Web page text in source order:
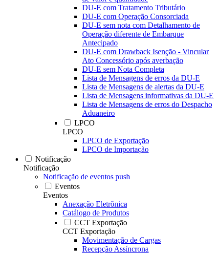
DU-E com Tratamento Tributário
DU-E com Operação Consorciada
DU-E sem nota com Detalhamento de
Operação diferente de Embarque
Antecipado
DU-E com Drawback Isenção - Vincular
Ato Concessório após averbação
DU-E sem Nota Completa
Lista de Mensagens de erros da DU-E
Lista de Mensagens de alertas da DU-E
Lista de Mensagens informativas da DU-E
Lista de Mensagens de erros do Despacho
Aduaneiro
LPCO
LPCO
LPCO de Exportação
LPCO de Importação
Notificação
Notificação
Notificação de eventos push
Eventos
Eventos
Anexação Eletrônica
Catálogo de Produtos
CCT Exportação
CCT Exportação
Movimentação de Cargas
Recepção Assíncrona